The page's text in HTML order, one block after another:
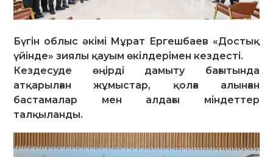
Бүгін облыс әкімі Мұрат Ергешбаев «Достық
үйінде» зиялы қауым өкілдерімен кездесті.
Кездесуде өңірді дамыту бағытында
атқарылған жұмыстар, қолға алынған
бастамалар мен алдағы міндеттер
талқыланды.